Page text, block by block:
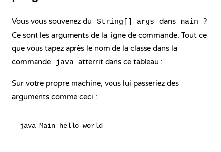
Vous vous souvenez du String[] args dans main
?
Ce sont les arguments de la ligne de commande. Tout ce
que vous tapez après le nom de la classe dans la
commande
java atterrit dans ce tableau :
Sur votre propre machine, vous lui passeriez des
arguments comme ceci :